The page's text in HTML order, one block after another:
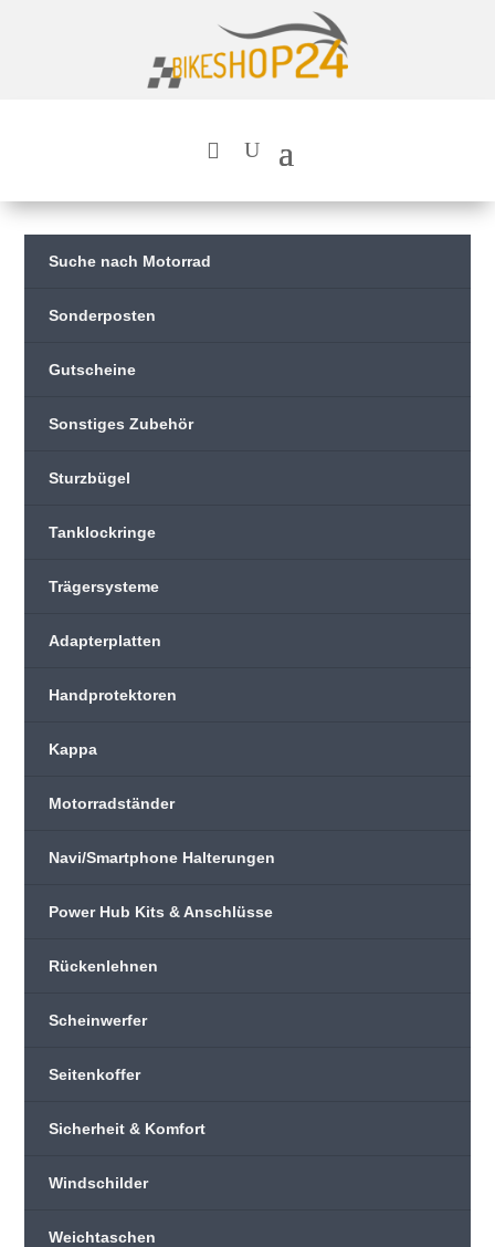
Suche nach Motorrad
Sonderposten
Gutscheine
Sonstiges Zubehör
Sturzbügel
Tanklockringe
Trägersysteme
Adapterplatten
Handprotektoren
Kappa
Motorradständer
Navi/Smartphone Halterungen
Power Hub Kits & Anschlüsse
Rückenlehnen
Scheinwerfer
Seitenkoffer
Sicherheit & Komfort
Windschilder
Weichtaschen